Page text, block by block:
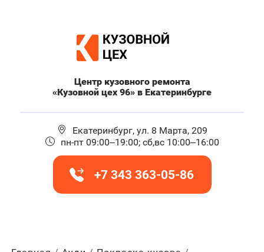
Центр кузовного ремонта
«Кузовной цех 96» в Екатеринбурге
Екатеринбург, ул. 8 Марта, 209
пн-пт 09:00–19:00; сб,вс 10:00–16:00
+7 343 363-05-86